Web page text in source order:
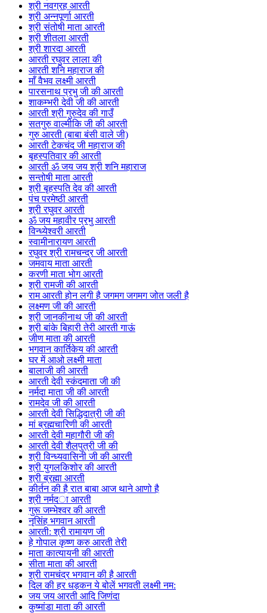
श्री नवग्रह आरती
श्री अन्नपूर्णा आरती
श्री संतोषी माता आरती
श्री शीतला आरती
श्री शारदा आरती
आरती रघुवर लाला की
आरती शनि महाराज की
माँ वैभव लक्ष्मी आरती
पारसनाथ प्रभु जी की आरती
शाकम्भरी देवी जी की आरती
आरती श्री गुरुदेव की गाउँ
सतगुरु वाल्मीकि जी की आरती
गुरु आरती (बाबा बंसी वाले जी)
आरती टेकचंद जी महाराज की
बृहस्पतिवार की आरती
आरती ॐ जय जय श्री शनि महाराज
सन्तोषी माता आरती
श्री बृहस्पति देव की आरती
पंच परमेष्ठी आरती
श्री रघुवर आरती
ॐ जय महावीर प्रभु आरती
विन्ध्येश्वरी आरती
स्वामीनारायण आरती
रघुवर श्री रामचन्द्र जी आरती
जमवाय माता आरती
करणी माता भोग आरती
श्री रामजी की आरती
राम आरती होन लगी है जगमग जगमग जोत जली है
लक्ष्मण जी की आरती
श्री जानकीनाथ जी की आरती
श्री बांके बिहारी तेरी आरती गाऊं
जीण माता की आरती
भगवान कार्तिकेय की आरती
घर में आओ लक्ष्मी माता
बालाजी की आरती
आरती देवी स्कंदमाता जी की
नर्मदा माता जी की आरती
रामदेव जी की आरती
आरती देवी सिद्धिदात्री जी की
मां ब्रह्मचारिणी की आरती
आरती देवी महागौरी जी की
आरती देवी शैलपुत्री जी की
श्री विन्ध्यवासिनी जी की आरती
श्री युगलकिशोर की आरती
श्री ब्रह्मा आरती
कीर्तन की है रात बाबा आज थाने आणो है
श्री नर्मदा आरती
गुरू जम्भेश्वर की आरती
नृसिंह भगवान आरती
आरती: श्री रामायण जी
हे गोपाल कृष्ण करु आरती तेरी
माता कात्यायनी की आरती
सीता माता की आरती
श्री रामचंद्र भगवान की है आरती
दिल की हर धड़कन ये बोलें भगवती लक्ष्मी नम:
जय जय आरती आदि जिणंदा
कुष्मांडा माता की आरती